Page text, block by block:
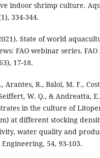
indoor shrimp culture.
334-344.
State of world
FAO webinar series.
17-18.
Arantes, R., Baloi, M. F.,
W. Q., & Andreatta,
in the culture of
at different stocking
water quality and
54, 93-103.